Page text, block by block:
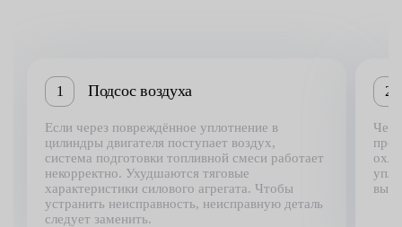
1 Подсос воздуха
Если через повреждённое уплотнение в
цилиндры двигателя поступает воздух,
система подготовки топливной смеси работает
некорректно. Ухудшаются тяговые
характеристики силового агрегата. Чтобы
устранить неисправность, неисправную деталь
следует заменить.
2